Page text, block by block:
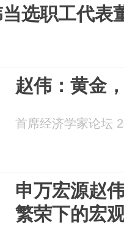
选职工代表
赵伟：黄金
首席经济学家论坛
申万宏源赵
繁荣下的宏